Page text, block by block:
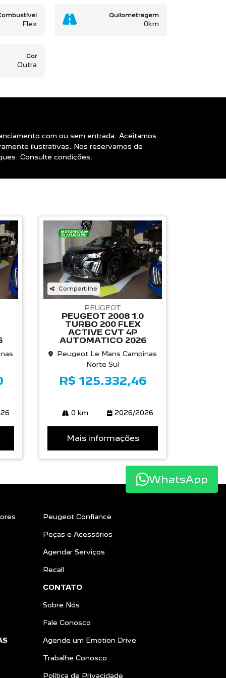
Flex
Quilometragem
0km
Cor
Outra
com ou sem entrada. Aceitamos
ilustrativas. Nos reservamos de
Consulte condições.
Compartilhe
PEUGEOT
PEUGEOT 2008 1.0
TURBO 200 FLEX
ACTIVE CVT 4P
AUTOMATICO 2026
Peugeot Le Mans Campinas
Norte Sul
R$ 125.332,46
0 km 2026/2026
Mais informações
Peugeot Confiance
Peças e Acessórios
Agendar Serviços
Recall
CONTATO
Sobre Nós
Fale Conosco
Agende um Emotion Drive
Trabalhe Conosco
Política de Privacidade
WhatsApp